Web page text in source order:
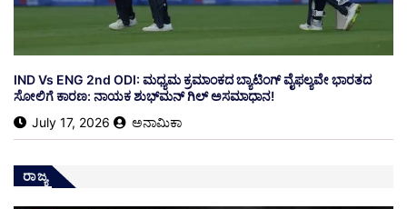
​IND Vs ENG 2nd ODI: ಮಧ್ಯಮ ಕ್ರಮಾಂಕದ ಬ್ಯಾಟಿಂಗ್ ವೈಫಲ್ಯವೇ ಭಾರತದ
ಸೋಲಿಗೆ ಕಾರಣ: ನಾಯಕ ಶುಭ್‌ಮನ್ ಗಿಲ್ ಅಸಮಾಧಾನ!
July 17, 2026
ಅನಾಮಿಕಾ
ರಾಜ್ಯ